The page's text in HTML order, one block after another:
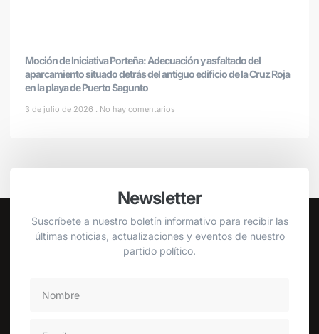
Moción de Iniciativa Porteña: Adecuación y asfaltado del
aparcamiento situado detrás del antiguo edificio de la Cruz Roja
en la playa de Puerto Sagunto
3 de julio de 2026 No hay comentarios
Newsletter
Suscríbete a nuestro boletín informativo para recibir las
últimas noticias, actualizaciones y eventos de nuestro
partido político.